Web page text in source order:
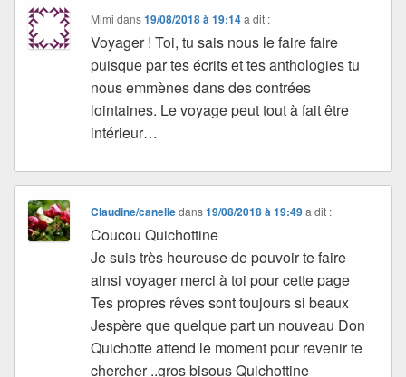
Mimi dans19/08/2018 à 19:14 a dit :
Voyager ! Toi, tu sais nous le faire faire
puisque par tes écrits et tes anthologies tu
nous emmènes dans des contrées
lointaines. Le voyage peut tout à fait être
intérieur…
Claudine/canelledans19/08/2018 à 19:49 a dit :
Coucou Quichottine
Je suis très heureuse de pouvoir te faire
ainsi voyager merci à toi pour cette page
Tes propres rêves sont toujours si beaux
Jespère que quelque part un nouveau Don
Quichotte attend le moment pour revenir te
chercher ..gros bisous Quichottine